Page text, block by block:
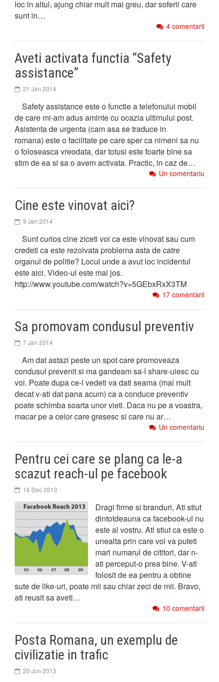
loc in altul, ajung chiar mult mai greu, dar soferii care
sunt in…
4 comentarii
Aveti activata functia “Safety
assistance”
21 Jan 2014
Safety assistance este o functie a telefonului mobil
de care mi-am adus aminte cu ocazia ultimului post.
Asistenta de urgenta (cam asa se traduce in
romana) este o facilitate pe care sper ca nimeni sa nu
o foloseasca vreodata, dar totusi este foarte bine sa
stim de ea si sa o avem activata. Practic, in caz de…
Un comentariu
Cine este vinovat aici?
9 Jan 2014
Sunt curios cine ziceti voi ca este vinovat sau cum
credeti ca este rezolvata problema asta de catre
organul de politie? Locul unde a avut loc incidentul
este aici. Video-ul este mai jos.
http://www.youtube.com/watch?v=5GEbxRxX3TM
17 comentarii
Sa promovam condusul preventiv
7 Jan 2014
Am dat astazi peste un spot care promoveaza
condusul prevenit si ma gandeam sa-l share-uiesc cu
voi. Poate dupa ce-l vedeti va dati seama (mai mult
decat v-ati dat pana acum) ca a conduce preventiv
poate schimba soarta unor vieti. Daca nu pe a voastra,
macar pe a celor care gresesc si care nu ar…
Un comentariu
Pentru cei care se plang ca le-a
scazut reach-ul pe facebook
16 Dec 2013
Dragi firme si branduri, Ati stiut
dintotdeauna ca facebook-ul nu
este al vostru. Ati stiut ca este o
unealta prin care voi va puteti
mari numarul de cititori, dar n-
ati perceput-o prea bine. V-ati
folosit de ea pentru a obtine
sute de like-uri, poate mii sau chiar zeci de mii. Bravo,
ati reusit sa aveti…
10 comentarii
Posta Romana, un exemplu de
civilizatie in trafic
20 Jun 2013